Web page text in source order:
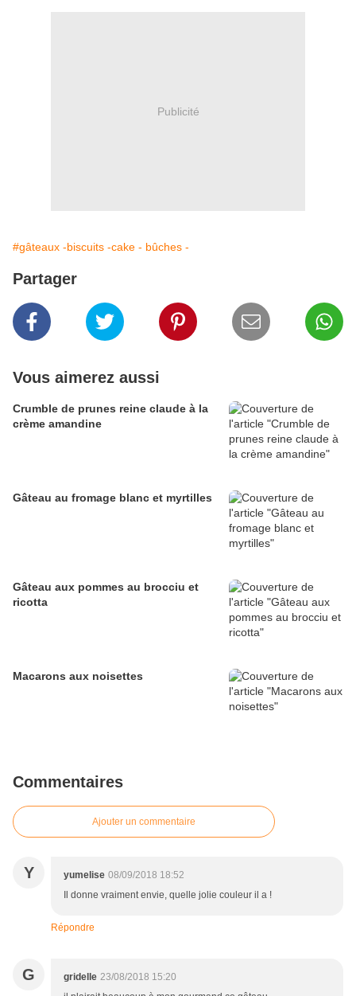
Publicité
#gâteaux -biscuits -cake - bûches -
Partager
Vous aimerez aussi
Crumble de prunes reine claude à la
crème amandine
Gâteau au fromage blanc et myrtilles
Gâteau aux pommes au brocciu et
ricotta
Macarons aux noisettes
Commentaires
Ajouter un commentaire
Y yumelise 08/09/2018 18:52
Il donne vraiment envie, quelle jolie couleur il a !
Répondre
G gridelle 23/08/2018 15:20